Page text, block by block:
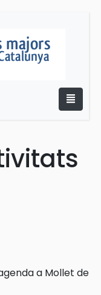
a Mollet de